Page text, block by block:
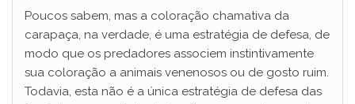
Poucos sabem, mas a coloração chamativa da
carapaça, na verdade, é uma estratégia de defesa, de
modo que os predadores associem instintivamente
sua coloração a animais venenosos ou de gosto ruim.
Todavia, esta não é a única estratégia de defesa das